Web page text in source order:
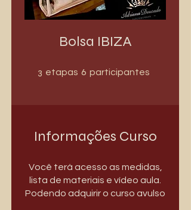
Bolsa IBIZA
3 etapas 3 etapas
6 participantes
Informações Curso
Você terá acesso as medidas,
lista de materiais e vídeo aula.
Podendo adquirir o curso avulso